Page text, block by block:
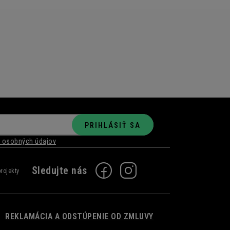
údajov
PRIHLÁSIŤ SA
REKLAMÁCIA A ODSTÚPENIE OD ZMLUVY